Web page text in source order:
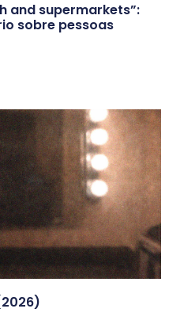
and supermarkets”:
sobre pessoas